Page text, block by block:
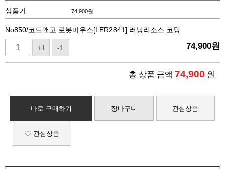
상품가 74,900원
No850/코드앤고 로봇마우스[LER2841] 러닝리소스 코딩
+1 -1 74,900원
총 상품 금액 74,900 원
바로 구매하기 장바구니 관심상품
관심상품